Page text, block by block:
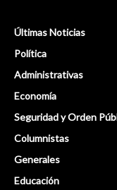
Últimas Noticias
Política
Administrativas
Economía
Seguridad y Orden
Columnistas
Generales
Educación